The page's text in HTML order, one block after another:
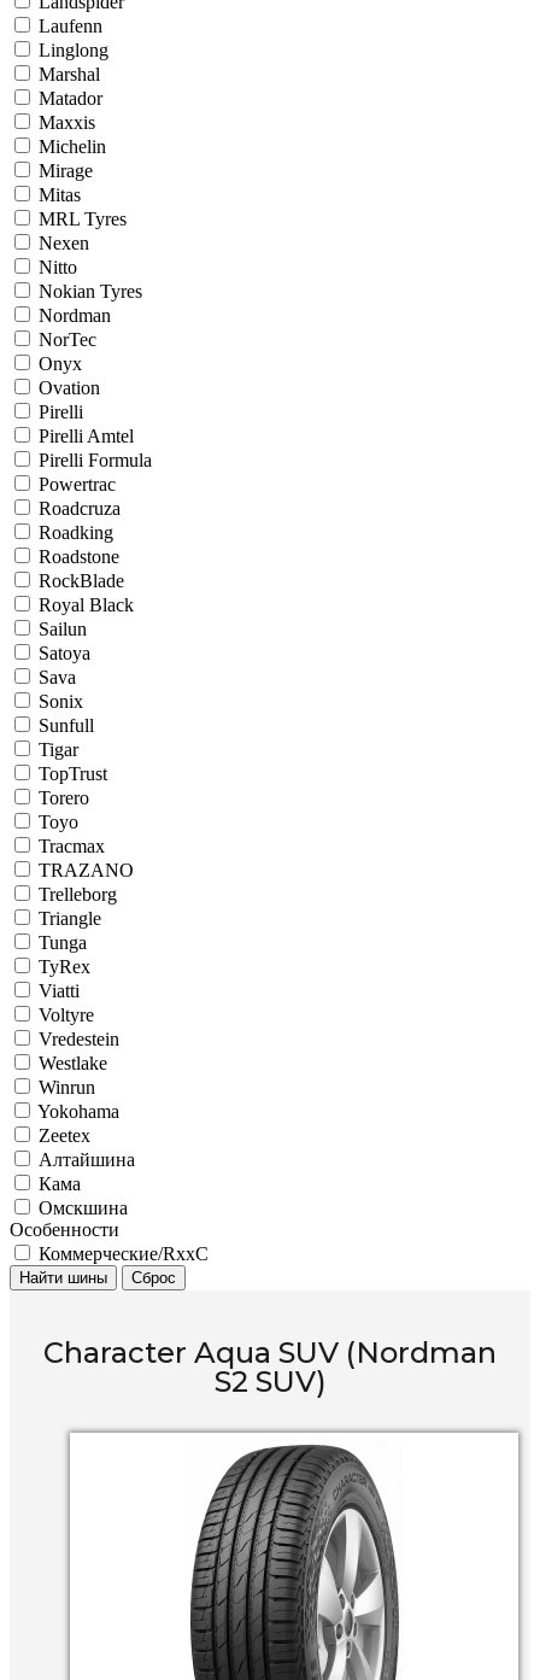
Laufenn
Linglong
Marshal
Matador
Maxxis
Michelin
Mirage
Mitas
MRL Tyres
Nexen
Nitto
Nokian Tyres
Nordman
NorTec
Onyx
Ovation
Pirelli
Pirelli Amtel
Pirelli Formula
Powertrac
Roadcruza
Roadking
Roadstone
RockBlade
Royal Black
Sailun
Satoya
Sava
Sonix
Sunfull
Tigar
TopTrust
Torero
Toyo
Tracmax
TRAZANO
Trelleborg
Triangle
Tunga
TyRex
Viatti
Voltyre
Vredestein
Westlake
Winrun
Yokohama
Zeetex
Алтайшина
Кама
Омскшина
Особенности
Коммерческие/RxxC
Найти шины Сброс
Character Aqua SUV (Nordman
S2 SUV)